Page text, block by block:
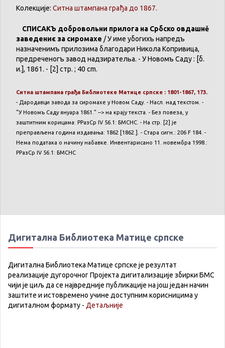
Колекције: Ситна штампана грађа до 1867.
СПИСАКЪ добровольни прилога на Србско овдашнě
заведениє за сиромахе / У име убогихъ напредъ
назначенимъ прилозима благодари Никола Копривица,
предреченогъ завод надзирательа. - У Новомъ Саду : [б.
и.], 1861. - [2] стр. ; 40 cm.
Ситна штампана грађа Библиотеке Матице српске : 1801-1867, 173.
- Дародавци завода за сиромахе у Новом Саду. - Насл. над текстом. -
"У Новомъ Саду януара 1861." --> на крају текста. - Без повеза, у
заштитним корицама: РРазСр IV 56.1: БМСНС. - На стр. [2] је
преправљена година издавања: 1862 [1862.]. - Стара сигн.: 206 F 184. -
Нема података о начину набавке. Инвентарисано 11. новембра 1998.:
РРазСр IV 56.1: БМСНС
Дигитална Библиотека Матице српске
Дигитална Библиотека Матице српске је резултат
реализације дугорочног Пројекта дигитализације збирки БМС
чији је циљ да се највредније публикације на још један начин
заштите и истовремено учине доступним корисницима у
дигиталном формату - Детаљније